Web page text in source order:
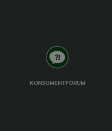
KONSUMENTFORUM